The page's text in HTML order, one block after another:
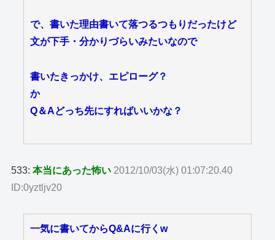
で、書いた理由書いて落つるつもりだったけど
文が下手・分かりづらいみたいなので
書いたきっかけ、エピローグ？
か
Q＆Aどっち先にすればいいかな？
533:本当にあった怖い 2012/10/03(水) 01:07:20.40
ID:0yztljv20
一気に書いてからQ&Aに行くw